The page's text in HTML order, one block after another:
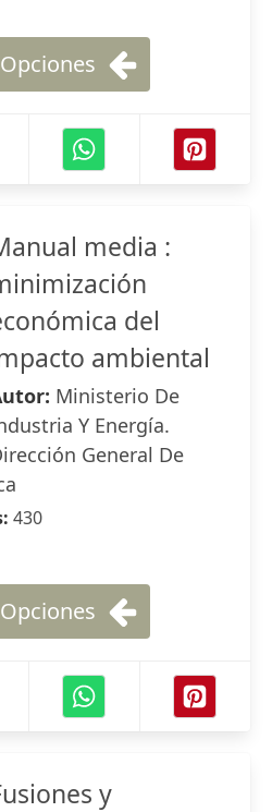
media :
del
ambiental
Ministerio De
Y Energía.
General De
430
y